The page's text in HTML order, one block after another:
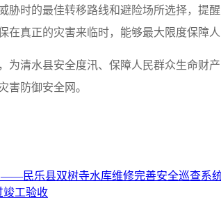
胁时的最佳转移路线和避险场所选择，
在真正的灾害来临时，能够最大限度保障人
为清水县安全度汛、保障人民群众生命
害防御安全网。
民乐县双树寺水库维修完善安全巡查系
竣工验收